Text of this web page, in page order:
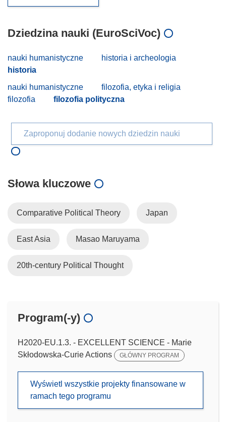
Dziedzina nauki (EuroSciVoc)
nauki humanistyczne
historia i archeologia
historia
nauki humanistyczne
filozofia, etyka i religia
filozofia
filozofia polityczna
Zaproponuj dodanie nowych dziedzin nauki
Słowa kluczowe
Comparative Political Theory Japan
East Asia Masao Maruyama
20th-century Political Thought
Program(-y)
H2020-EU.1.3. - EXCELLENT SCIENCE - Marie
Skłodowska-Curie Actions
GŁÓWNY PROGRAM
Wyświetl wszystkie projekty finansowane w
ramach tego programu